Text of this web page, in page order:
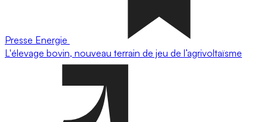
Presse Energie
L'élevage bovin, nouveau terrain de jeu de l’agrivoltaïsme